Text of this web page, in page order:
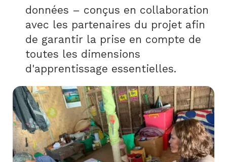
données – conçus en collaboration
avec les partenaires du projet afin
de garantir la prise en compte de
toutes les dimensions
d'apprentissage essentielles.